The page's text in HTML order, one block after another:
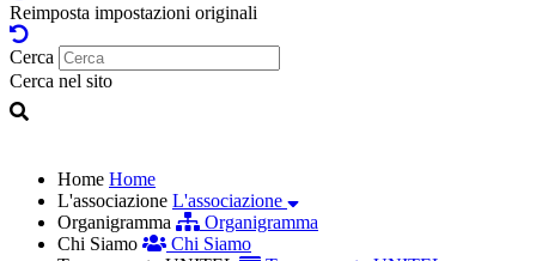
Reimposta impostazioni originali
Cerca
Cerca nel sito
Home Home
L'associazione L'associazione
Organigramma
Organigramma
Chi Siamo
Chi Siamo